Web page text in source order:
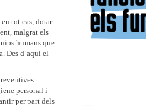
tot cas, dotar
malgrat els
humans que
Des d’aquí el
personal i
per part dels